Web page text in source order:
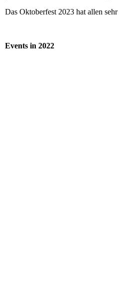
Das Oktoberfest 2023 hat allen
Events in 2022